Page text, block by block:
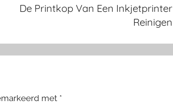
De Printkop Van Een Inkjetprinter
Reinigen
met *